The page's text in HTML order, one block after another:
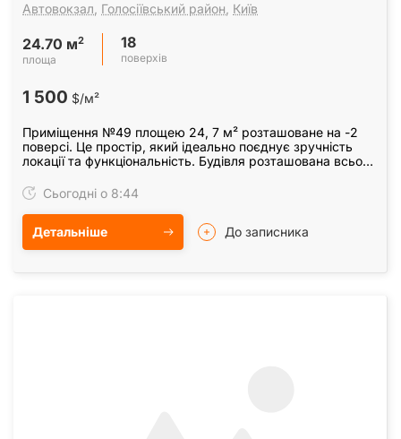
Автовокзал Голосіївський район Київ
24.70 м2
площа
18
поверхів
1 500 $/м²
Приміщення №49 площею 24, 7 м² розташоване на -2
поверсі. Це простір, який ідеально поєднує зручність
локації та функціональність. Будівля розташована всього
Сьогодні о 8:44
Детальніше До записника